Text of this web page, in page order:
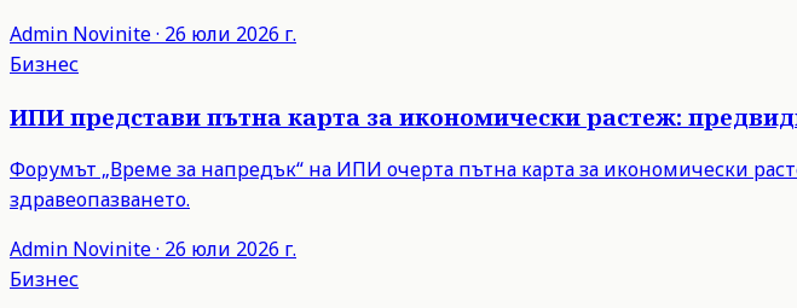
Admin Novinite· 26 юли 2026 г.
Бизнес
ИПИ представи пътна карта за икономически растеж:
Форумът „Време за напредък“ на ИПИ очерта пътна карта за икономически
здравеопазването.
Admin Novinite· 26 юли 2026 г.
Бизнес